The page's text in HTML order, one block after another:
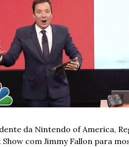
da Nintendo of America,
Show com Jimmy Fallon para